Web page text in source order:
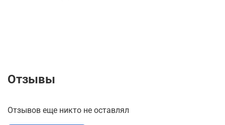
Отзывы
Отзывов еще никто не оставлял